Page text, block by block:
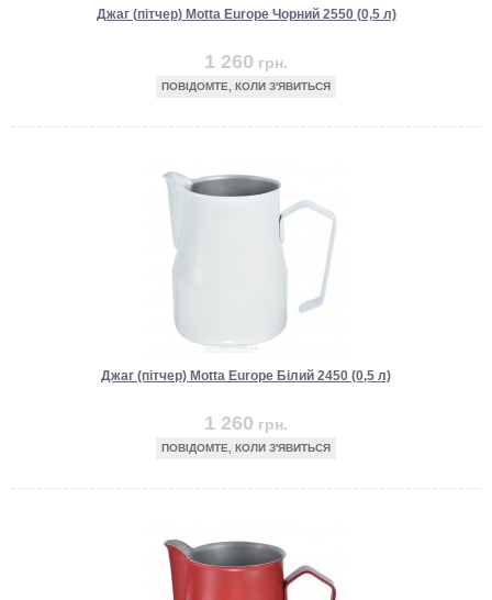
Джаг (пітчер) Motta Europe Чорний 2550 (0,5 л)
1 260 грн.
ПОВІДОМТЕ, КОЛИ З'ЯВИТЬСЯ
Джаг (пітчер) Motta Europe Білий 2450 (0,5 л)
1 260 грн.
ПОВІДОМТЕ, КОЛИ З'ЯВИТЬСЯ